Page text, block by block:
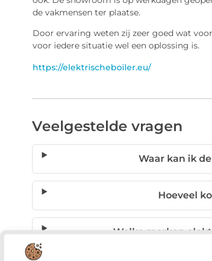
de vakmensen ter plaatse.
Door ervaring weten zij zeer goed wat
voor iedere situatie wel een oplossing is.
https://elektrischeboiler.eu/
Veelgestelde vragen
Waar kan ik
Hoeveel
Welke merken